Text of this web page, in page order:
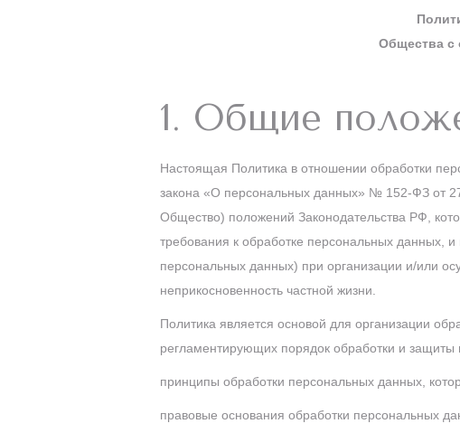
Общества с
1. Общие
Настоящая Политика в отношении обработки
закона «О персональных данных» № 152-ФЗ от
Общество) положений Законодательства РФ,
требования к обработке персональных данных,
персональных данных) при организации и/или
неприкосновенность частной жизни.
Политика является основой для организации
регламентирующих порядок обработки и
принципы обработки персональных данных,
правовые основания обработки персональных